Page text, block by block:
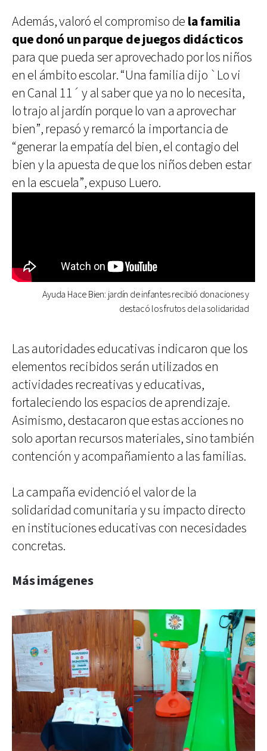
Además, valoró el compromiso de la familia
que donó un parque de juegos didácticos
para que pueda ser aprovechado por los niños
en el ámbito escolar. “Una familia dijo `Lo vi
en Canal 11´ y al saber que ya no lo necesita,
lo trajo al jardín porque lo van a aprovechar
bien”, repasó y remarcó la importancia de
“generar la empatía del bien, el contagio del
bien y la apuesta de que los niños deben estar
en la escuela”, expuso Luero.
Ayuda Hace Bien: jardín de infantes recibió donaciones y
destacó los frutos de la solidaridad
Las autoridades educativas indicaron que los
elementos recibidos serán utilizados en
actividades recreativas y educativas,
fortaleciendo los espacios de aprendizaje.
Asimismo, destacaron que estas acciones no
solo aportan recursos materiales, sino también
contención y acompañamiento a las familias.
La campaña evidenció el valor de la
solidaridad comunitaria y su impacto directo
en instituciones educativas con necesidades
concretas.
Más imágenes